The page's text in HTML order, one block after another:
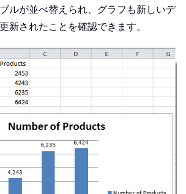
ルが並べ替えられ、グラフも新しいデ
新されたことを確認できます。